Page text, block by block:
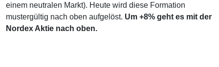
einem neutralen Markt). Heute wird diese Formation
mustergültig nach oben aufgelöst. Um +8% geht es mit der
Nordex Aktie nach oben.